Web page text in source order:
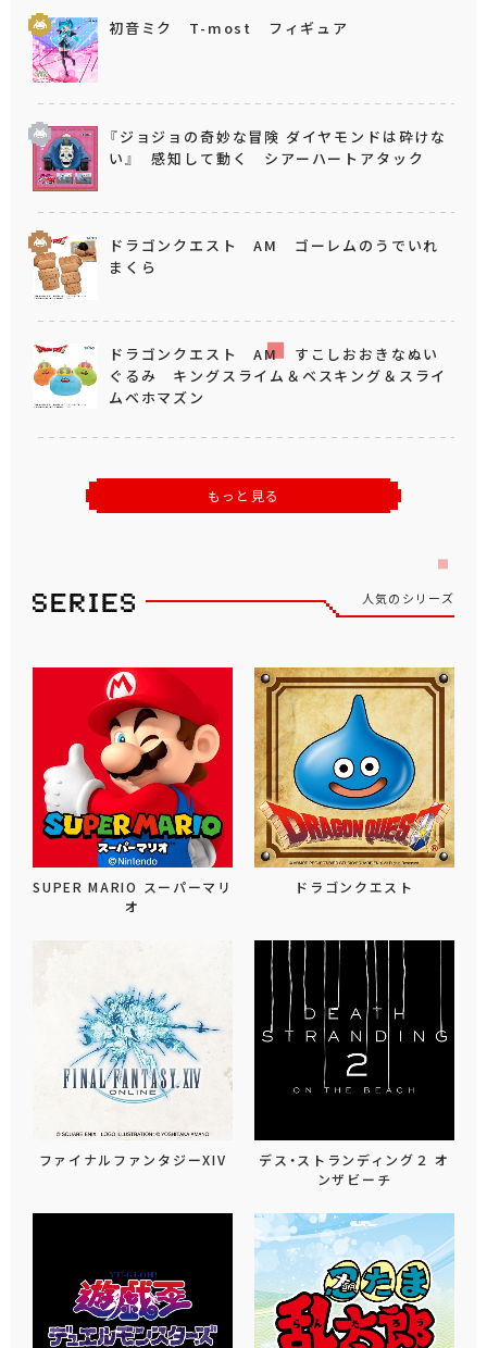
初音ミク T-most フィギュア
『ジョジョの奇妙な冒険 ダイヤモンドは砕けな
い』 感知して動く シアーハートアタック
ドラゴンクエスト AM ゴーレムのうでいれ
まくら
ドラゴンクエスト AM すこしおおきなぬい
ぐるみ キングスライム＆ベスキング＆スライ
ムベホマズン
もっと見る
人気のシリーズ
SUPER MARIO スーパーマリ
オ
ドラゴンクエスト
ファイナルファンタジーXIV
デス・ストランディング２ オ
ンザビーチ